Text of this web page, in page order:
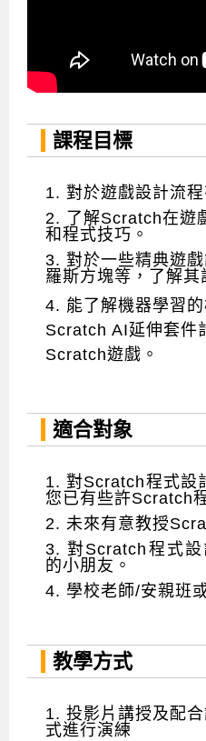
課程目標
1. 對於遊戲設計流程
2. 了解Scratch在遊
和程式技巧。
3. 對於一些精典遊
羅斯方塊等，了解其
4. 能了解機器學習
Scratch AI延伸套件
Scratch遊戲。
適合對象
1. 對Scratch程式設
您已有些許Scratch
2. 未來有意教授
3. 對Scratch程式
的小朋友。
4. 學校老師/安親班
教學方式
1. 投影片講授及配
式進行演練